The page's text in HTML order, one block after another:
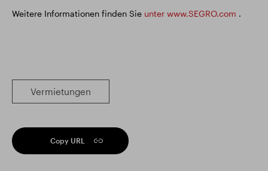
Weitere Informationen finden Sie unter www.SEGRO.com .
Vermietungen
Copy URL